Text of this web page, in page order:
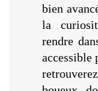
bien
la
rendre
accessible